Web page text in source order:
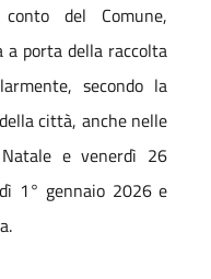
del Comune,
a porta della raccolta
secondo la
città, anche nelle
e venerdì 26
1° gennaio 2026 e